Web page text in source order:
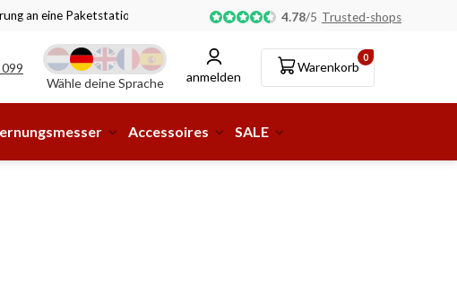
an eine Paketstation möglich! 4.78/5 Trusted-shops
Wähle deine Sprache
anmelden
0
Warenkorb
Accessoires SALE